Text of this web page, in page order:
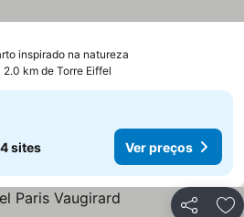
inspirado na natureza
2.0 km de Torre Eiffel
sites Ver preços
Partilhar